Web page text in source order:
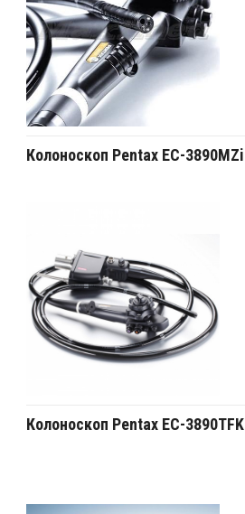
Колоноскоп Pentax EC-3890MZi
Колоноскоп Pentax EC-3890TFK